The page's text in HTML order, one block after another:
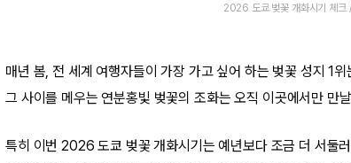
2026 도쿄 벚꽃 개화시기 체
매년 봄, 전 세계 여행자들이 가장 가고 싶어 하는 벚꽃 성지 1
그 사이를 메우는 연분홍빛 벚꽃의 조화는 오직 이곳에서만 만
특히 이번 2026 도쿄 벚꽃 개화시기는 예년보다 조금 더 서둘